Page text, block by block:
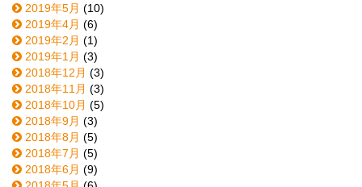
2019年5月 (10)
2019年4月 (6)
2019年2月 (1)
2019年1月 (3)
2018年12月 (3)
2018年11月 (3)
2018年10月 (5)
2018年9月 (3)
2018年8月 (5)
2018年7月 (5)
2018年6月 (9)